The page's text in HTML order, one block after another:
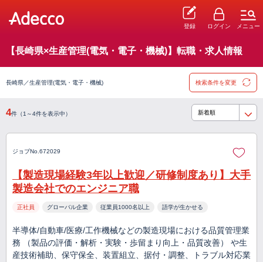
登録 ログイン メニュー
【長崎県×生産管理(電気・電子・機械)】転職・求人情報
長崎県／生産管理(電気・電子・機械) 検索条件を変更
4件（1～4件を表示中）
ジョブNo.672029
【製造現場経験3年以上歓迎／研修制度あり】大手
製造会社でのエンジニア職
正社員 グローバル企業 従業員1000名以上 語学が生かせる
半導体/自動車/医療/工作機械などの製造現場における品質管理業
務 （製品の評価・解析・実験・歩留まり向上・品質改善） や生
産技術補助、保守保全、装置組立、据付・調整、トラブル対応業